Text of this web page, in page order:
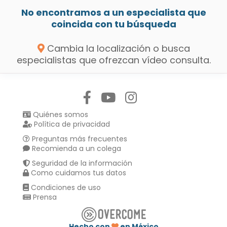
No encontramos a un especialista que
coincida con tu búsqueda
Cambia la localización o busca
especialistas que ofrezcan vídeo consulta.
Quiénes somos
Política de privacidad
Preguntas más frecuentes
Recomienda a un colega
Seguridad de la información
Como cuidamos tus datos
Condiciones de uso
Prensa